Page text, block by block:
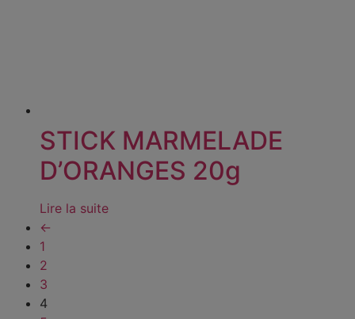
STICK MARMELADE
D’ORANGES 20g
Lire la suite
←
1
2
3
4